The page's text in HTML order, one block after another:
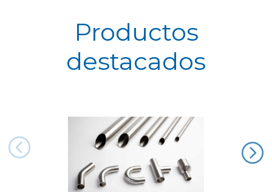
Productos
destacados